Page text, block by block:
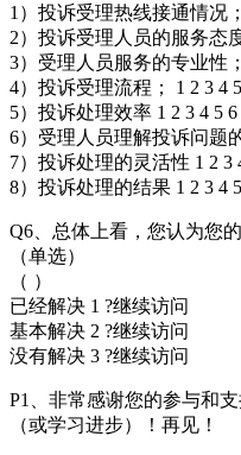
1）投诉受理热线接通情况
2）投诉受理人员的服务态
3）受理人员服务的专业性
4）投诉受理流程； 1 2 3 4
5）投诉处理效率 1 2 3 4 5 6
6）受理人员理解投诉问题
7）投诉处理的灵活性 1 2 3
8）投诉处理的结果 1 2 3 4
Q6、总体上看，您认为您
（单选）
（ ）
已经解决 1 ?继续访问
基本解决 2 ?继续访问
没有解决 3 ?继续访问
P1、非常感谢您的参与和
（或学习进步）！再见！